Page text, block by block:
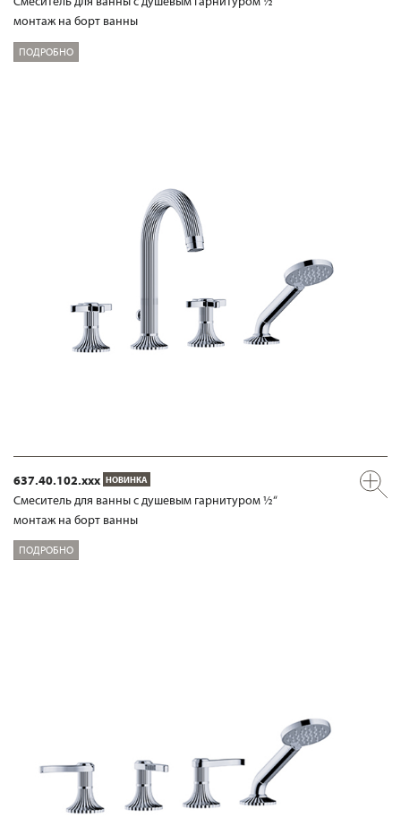
монтаж на борт ванны
ПОДРОБНО
637.40.102.xxx НОВИНКА
Смеситель для ванны с душевым гарнитуром ½“
монтаж на борт ванны
ПОДРОБНО